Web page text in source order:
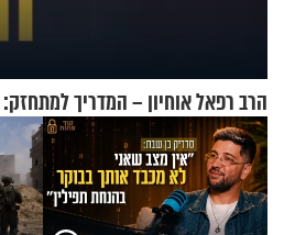
הרב רפאל אוחיון – המדריך